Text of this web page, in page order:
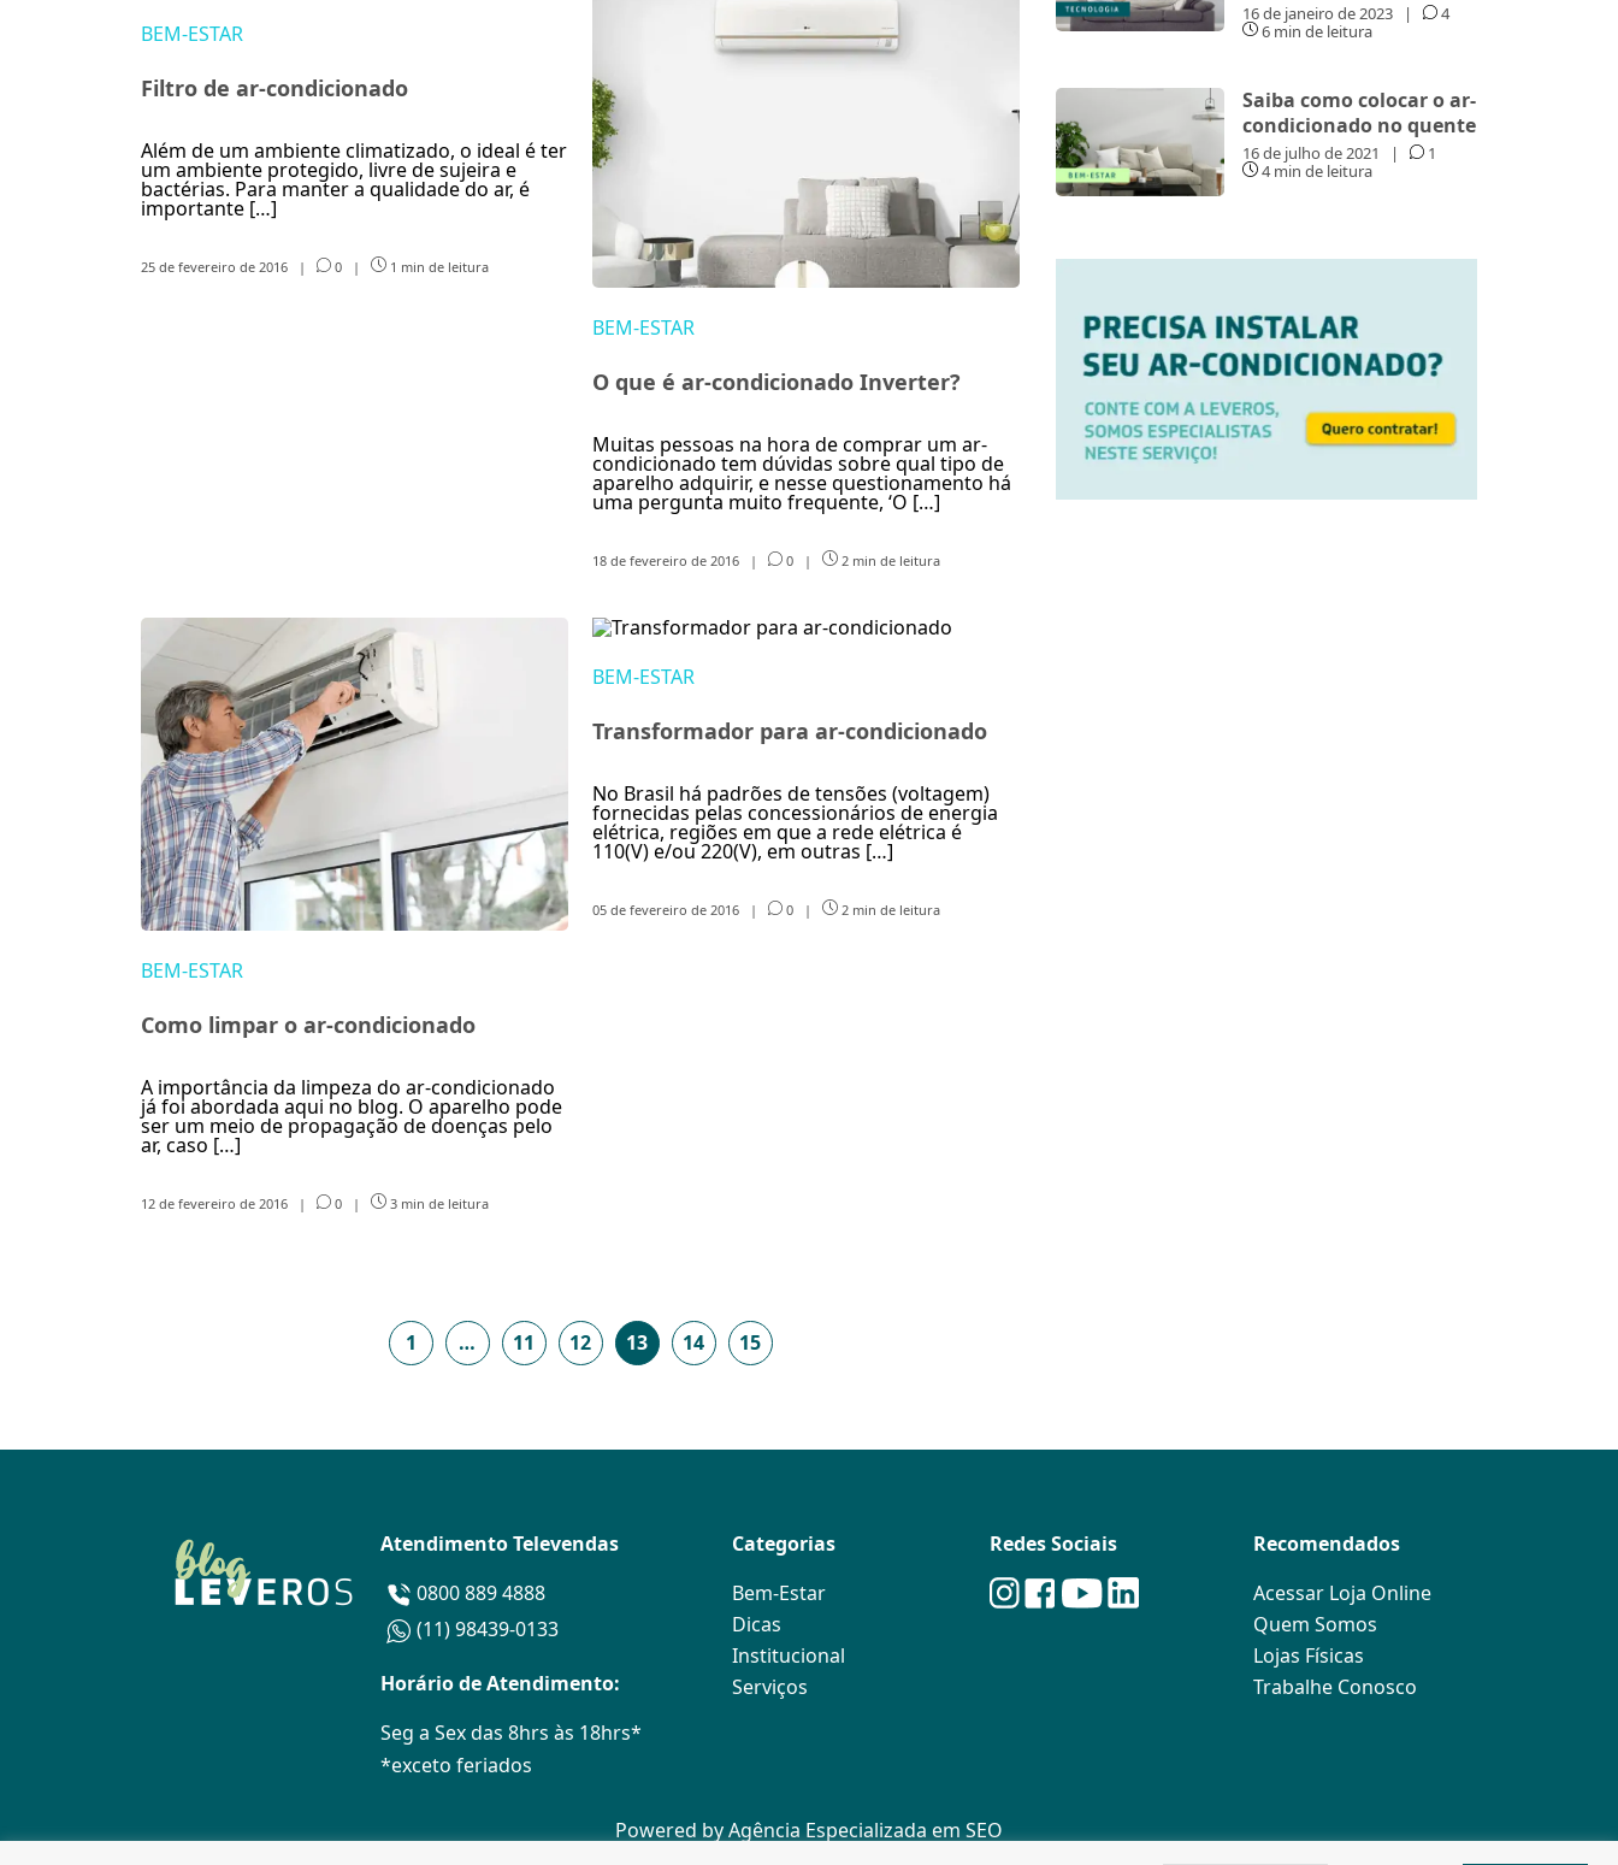
BEM-ESTAR
Filtro de ar-condicionado
Além de um ambiente climatizado, o ideal é ter
um ambiente protegido, livre de sujeira e
bactérias. Para manter a qualidade do ar, é
importante […]
25 de fevereiro de 2016 | 0 | 1 min de leitura
BEM-ESTAR
O que é ar-condicionado Inverter?
Muitas pessoas na hora de comprar um ar-
condicionado tem dúvidas sobre qual tipo de
aparelho adquirir, e nesse questionamento há
uma pergunta muito frequente, ‘O […]
18 de fevereiro de 2016 | 0 | 2 min de leitura
BEM-ESTAR
Como limpar o ar-condicionado
A importância da limpeza do ar-condicionado
já foi abordada aqui no blog. O aparelho pode
ser um meio de propagação de doenças pelo
ar, caso […]
12 de fevereiro de 2016 | 0 | 3 min de leitura
BEM-ESTAR
Transformador para ar-condicionado
No Brasil há padrões de tensões (voltagem)
fornecidas pelas concessionários de energia
elétrica, regiões em que a rede elétrica é
110(V) e/ou 220(V), em outras […]
05 de fevereiro de 2016 | 0 | 2 min de leitura
1 … 11 12 13 14 15
16 de janeiro de 2023 |
4
6 min de leitura
Saiba como colocar o ar-
condicionado no quente
16 de julho de 2021 |
1
4 min de leitura
Atendimento Televendas
0800 889 4888
(11) 98439-0133
Horário de Atendimento:
Seg a Sex das 8hrs às 18hrs*
*exceto feriados
Categorias
Bem-Estar
Dicas
Institucional
Serviços
Redes Sociais
Recomendados
Acessar Loja Online
Quem Somos
Lojas Físicas
Trabalhe Conosco
Powered byAgência Especializada em SEO